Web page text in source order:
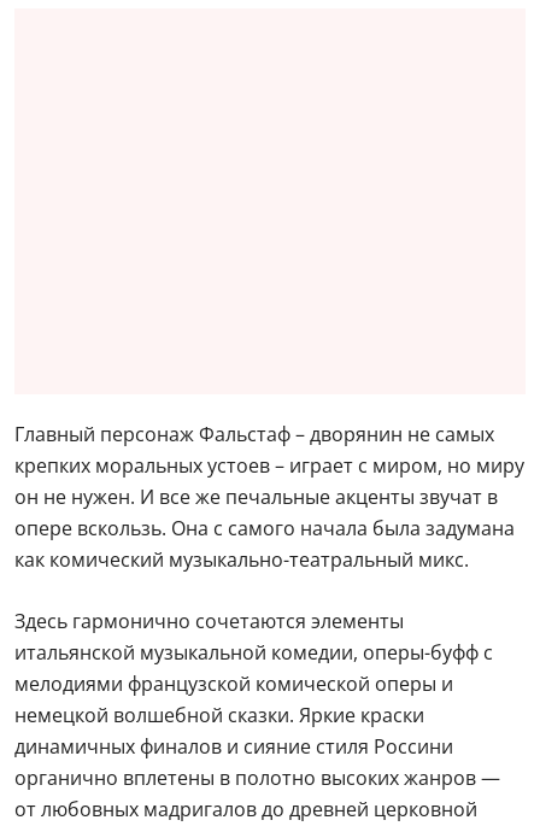
Главный персонаж Фальстаф – дворянин не самых
крепких моральных устоев – играет с миром, но миру
он не нужен. И все же печальные акценты звучат в
опере вскользь. Она с самого начала была задумана
как комический музыкально-театральный микс.
Здесь гармонично сочетаются элементы
итальянской музыкальной комедии, оперы-буфф с
мелодиями французской комической оперы и
немецкой волшебной сказки. Яркие краски
динамичных финалов и сияние стиля Россини
органично вплетены в полотно высоких жанров —
от любовных мадригалов до древней церковной